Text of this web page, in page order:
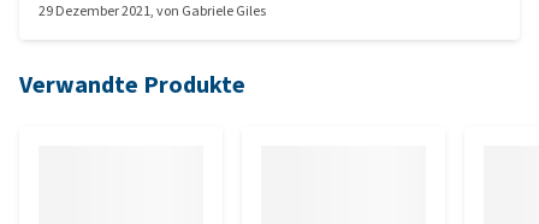
29 Dezember 2021, von Gabriele Giles
Verwandte Produkte